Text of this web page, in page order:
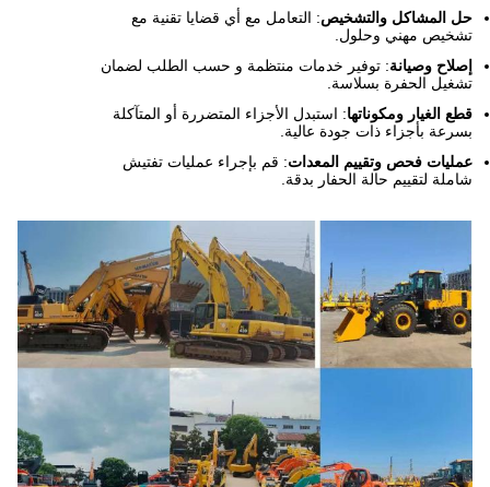
حل المشاكل والتشخيص: التعامل مع أي قضايا تقنية مع
تشخيص مهني وحلول.
إصلاح وصيانة: توفير خدمات منتظمة و حسب الطلب لضمان
تشغيل الحفرة بسلاسة.
قطع الغيار ومكوناتها: استبدل الأجزاء المتضررة أو المتآكلة
بسرعة بأجزاء ذات جودة عالية.
عمليات فحص وتقييم المعدات: قم بإجراء عمليات تفتيش
شاملة لتقييم حالة الحفار بدقة.